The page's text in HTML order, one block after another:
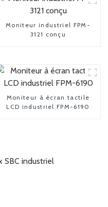
Moniteur industriel FPM-
3121 conçu
Moniteur à écran tactile
LCD industriel FPM-6190